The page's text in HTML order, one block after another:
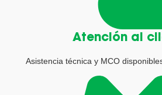
Atención al
Asistencia técnica y MCO